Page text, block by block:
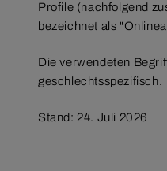
Profile (nachfolgend
bezeichnet als
Die verwendeten
geschlechtsspezifisch.
Stand: 24. Juli 2026